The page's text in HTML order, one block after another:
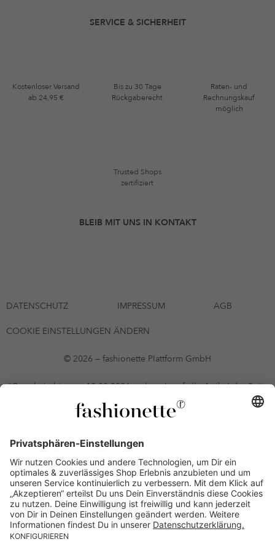
SERVICE & SICHERHEIT
Kostenloser Versand
ab 24,95 €
Bis zu 30 Tage
Rückgaberecht
Raten- und
Rechnungskauf
möglich
Trusted Shops
zertifiziert
BLEIB MIT UNS IN KONTAKT
DATENSCHUTZ IMPRESSUM AGB
COOKIE EINSTELLUNGEN ÄNDERN
© 2026 — fashionette Plattform GmbH
*Gutschein bis zum 12.08.2026 mehrmals auf alle Artikel der Seite
fashionette.at/selected-styles anwendbar. Es gelten die in den AGB
§9 festgelegten Bedingungen.
vorausgesetzt, alle Preise inkl. MwSt. und ohne Versandkosten. Bei
Ratenkäufen kann die letzte Rate geringfügig abweichen. Die
Anzahl der Raten und die jeweilige Verfügbarkeit von
Zahlungsmethoden kann variieren. Die Prominenten, die
namentlich genannt oder dargestellt werden, haben keine der auf
der Website angebotenen Artikel anerkannt, empfohlen oder
befürwortet. Lieferungen sind nur an Lieferadressen in Österreich